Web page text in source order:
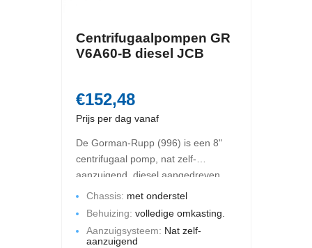
Centrifugaalpompen GR
V6A60-B diesel JCB
Prijs per dag vanaf
€152,48
De Gorman-Rupp (996) is een 8"
centrifugaal pomp, nat zelf-
aanzuigend, diesel aangedreven.
De maximale opbrengst is 440 m3
per uur en de maximale
Deze pompset is gemonteerd op
Chassis: met onderstel
Behuizing: volledige omkasting.
Aanzuigsysteem: Nat zelf-
aanzuigend